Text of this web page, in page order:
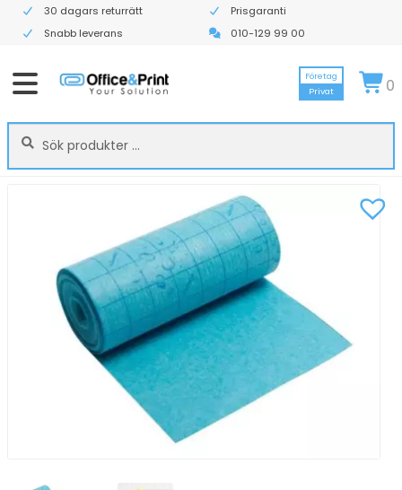
30 dagars returrätt
Prisgaranti
Snabb leverans
010-129 99 00
Sök
efter:
Sök
Företag
Privat
0